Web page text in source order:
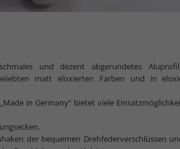
und dezent abgerundetes
matt eloxierten Farben und in
in Germany“ bietet viele
der bequemen Drehfederverschlüssen